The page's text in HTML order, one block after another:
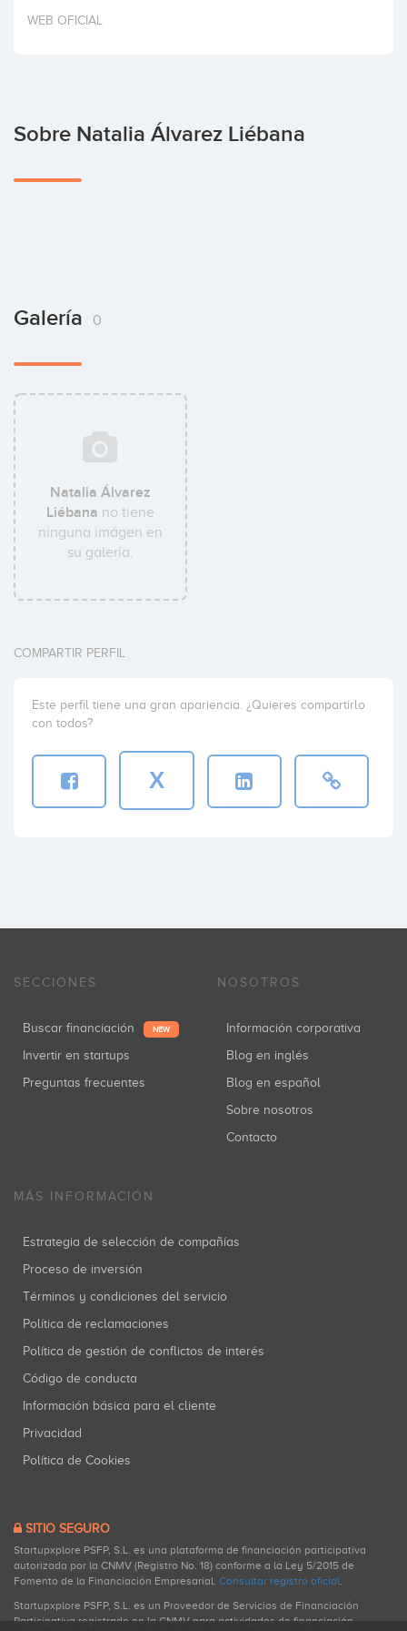
Invertir
WEB OFICIAL
Sobre Natalia Álvarez Liébana
Galería 0
Natalia Álvarez
Liébana no tiene
ninguna imágen en
su galería.
COMPARTIR PERFIL
Este perfil tiene una gran apariencia. ¿Quieres compartirlo
con todos?
X
SECCIONES
Buscar financiación NEW
Invertir en startups
Preguntas frecuentes
NOSOTROS
Información corporativa
Blog en inglés
Blog en español
Sobre nosotros
Contacto
MÁS INFORMACIÓN
Estrategia de selección de compañías
Proceso de inversión
Términos y condiciones del servicio
Política de reclamaciones
Política de gestión de conflictos de interés
Código de conducta
Información básica para el cliente
Privacidad
Política de Cookies
SITIO SEGURO
Startupxplore PSFP, S.L. es una plataforma de financiación participativa
autorizada por la CNMV (Registro No. 18) conforme a la Ley 5/2015 de
Fomento de la Financiación Empresarial. Consultar registro oficial.
Startupxplore PSFP, S.L. es un Proveedor de Servicios de Financiación
Participativa registrado en la CNMV para actividades de financiación